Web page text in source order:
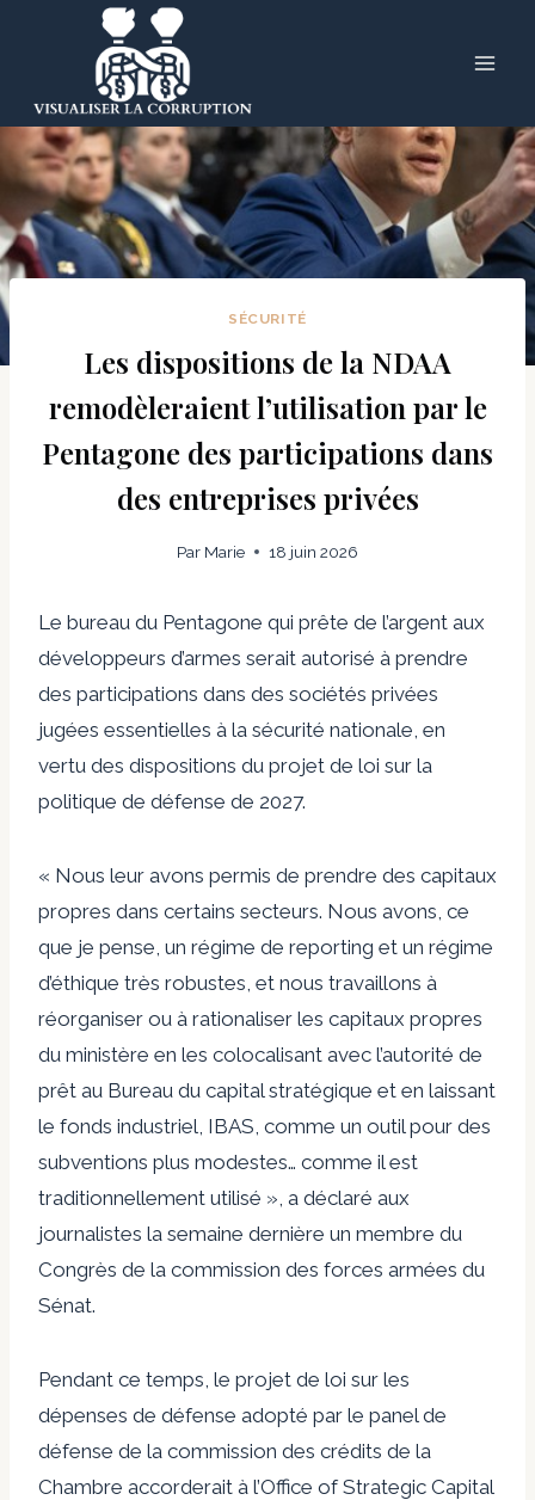
SÉCURITÉ
Les dispositions de la NDAA
remodèleraient l’utilisation par le
Pentagone des participations dans
des entreprises privées
Par Marie 18 juin 2026
Le bureau du Pentagone qui prête de l’argent aux
développeurs d’armes serait autorisé à prendre
des participations dans des sociétés privées
jugées essentielles à la sécurité nationale, en
vertu des dispositions du projet de loi sur la
politique de défense de 2027.
« Nous leur avons permis de prendre des capitaux
propres dans certains secteurs. Nous avons, ce
que je pense, un régime de reporting et un régime
d’éthique très robustes, et nous travaillons à
réorganiser ou à rationaliser les capitaux propres
du ministère en les colocalisant avec l’autorité de
prêt au Bureau du capital stratégique et en laissant
le fonds industriel, IBAS, comme un outil pour des
subventions plus modestes… comme il est
traditionnellement utilisé », a déclaré aux
journalistes la semaine dernière un membre du
Congrès de la commission des forces armées du
Sénat.
Pendant ce temps, le projet de loi sur les
dépenses de défense adopté par le panel de
défense de la commission des crédits de la
Chambre accorderait à l’Office of Strategic Capital